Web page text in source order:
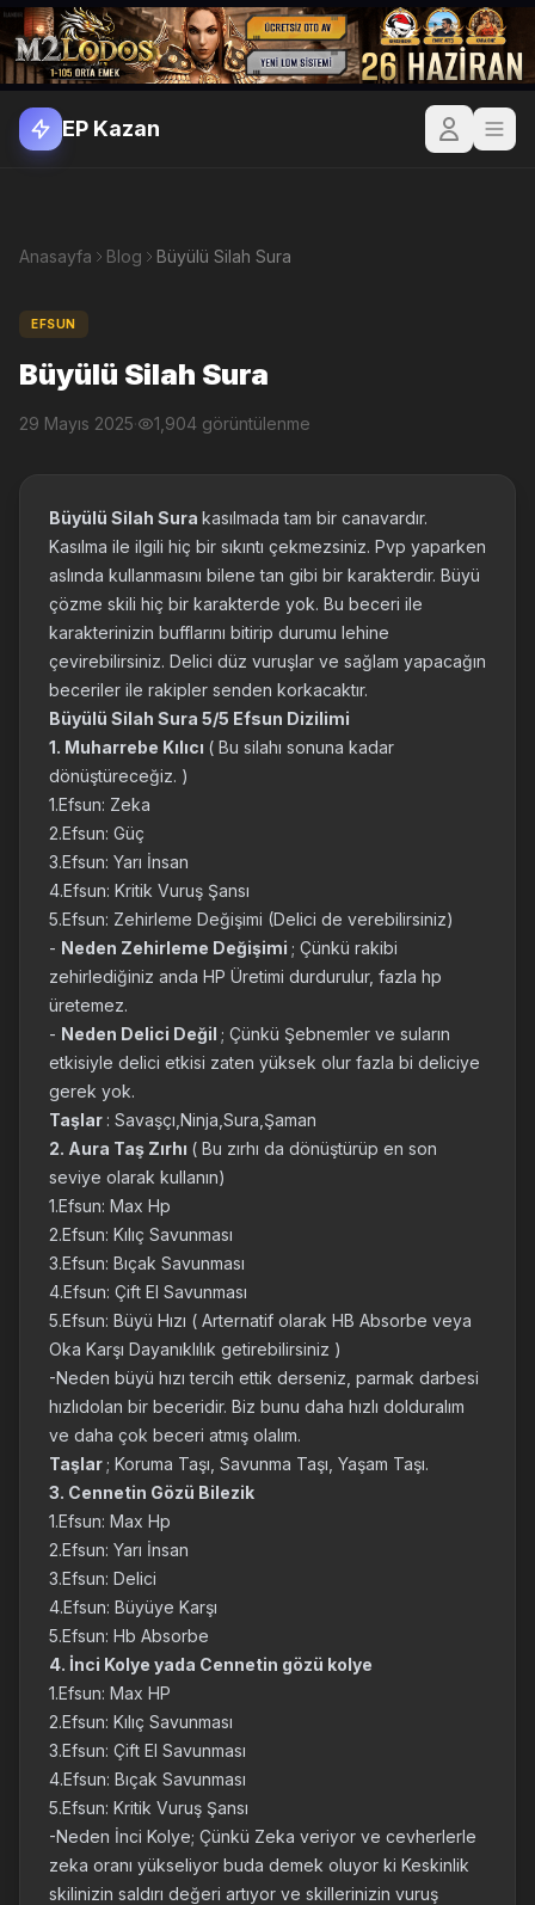
EP Kazan
Anasayfa Blog Büyülü Silah Sura
EFSUN
Büyülü Silah Sura
29 Mayıs 2025· 1,904 görüntülenme
Büyülü Silah Sura kasılmada tam bir canavardır.
Kasılma ile ilgili hiç bir sıkıntı çekmezsiniz. Pvp yaparken
aslında kullanmasını bilene tan gibi bir karakterdir. Büyü
çözme skili hiç bir karakterde yok. Bu beceri ile
karakterinizin bufflarını bitirip durumu lehine
çevirebilirsiniz. Delici düz vuruşlar ve sağlam yapacağın
beceriler ile rakipler senden korkacaktır.
Büyülü Silah Sura 5/5 Efsun Dizilimi
1. Muharrebe Kılıcı ( Bu silahı sonuna kadar
dönüştüreceğiz. )
1.Efsun: Zeka
2.Efsun: Güç
3.Efsun: Yarı İnsan
4.Efsun: Kritik Vuruş Şansı
5.Efsun: Zehirleme Değişimi (Delici de verebilirsiniz)
- Neden Zehirleme Değişimi ; Çünkü rakibi
zehirlediğiniz anda HP Üretimi durdurulur, fazla hp
üretemez.
- Neden Delici Değil ; Çünkü Şebnemler ve suların
etkisiyle delici etkisi zaten yüksek olur fazla bi deliciye
gerek yok.
Taşlar : Savaşçı,Ninja,Sura,Şaman
2. Aura Taş Zırhı ( Bu zırhı da dönüştürüp en son
seviye olarak kullanın)
1.Efsun: Max Hp
2.Efsun: Kılıç Savunması
3.Efsun: Bıçak Savunması
4.Efsun: Çift El Savunması
5.Efsun: Büyü Hızı ( Arternatif olarak HB Absorbe veya
Oka Karşı Dayanıklılık getirebilirsiniz )
-Neden büyü hızı tercih ettik derseniz, parmak darbesi
hızlıdolan bir beceridir. Biz bunu daha hızlı dolduralım
ve daha çok beceri atmış olalım.
Taşlar ; Koruma Taşı, Savunma Taşı, Yaşam Taşı.
3. Cennetin Gözü Bilezik
1.Efsun: Max Hp
2.Efsun: Yarı İnsan
3.Efsun: Delici
4.Efsun: Büyüye Karşı
5.Efsun: Hb Absorbe
4. İnci Kolye yada Cennetin gözü kolye
1.Efsun: Max HP
2.Efsun: Kılıç Savunması
3.Efsun: Çift El Savunması
4.Efsun: Bıçak Savunması
5.Efsun: Kritik Vuruş Şansı
-Neden İnci Kolye; Çünkü Zeka veriyor ve cevherlerle
zeka oranı yükseliyor buda demek oluyor ki Keskinlik
skilinizin saldırı değeri artıyor ve skillerinizin vuruş